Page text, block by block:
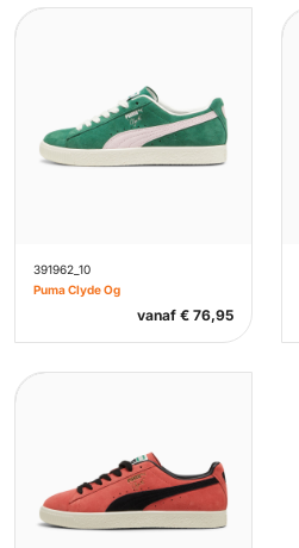
391962_10
Puma Clyde Og
vanaf € 76,95